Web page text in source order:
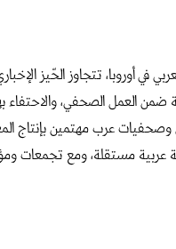
أوروبا، تتجاوز الحّيز
ضمن العمل الصحفي،
عرب مهتمين بإنتاج
مستقلة، ومع تجمعات